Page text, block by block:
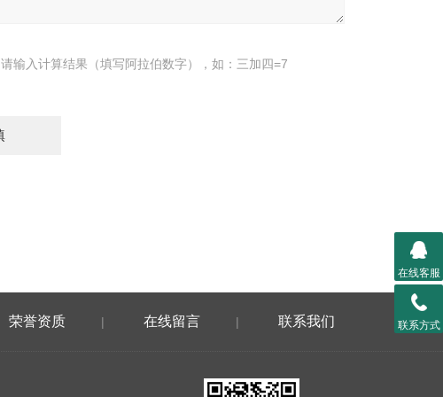
请输入计算结果（填写阿拉伯数字），如：三加四=7
荣誉资质 | 在线留言 | 联系我们
在线客服
联系方式